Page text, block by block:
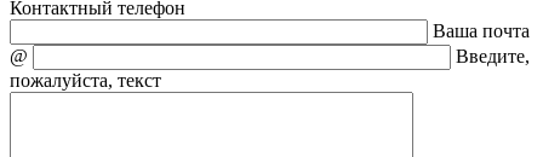
Контактный телефон
Ваша почта
@
Введите,
пожалуйста, текст